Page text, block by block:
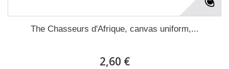
The Chasseurs d'Afrique, canvas uniform,...
2,60 €